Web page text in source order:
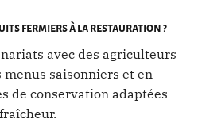
fermiers à la restauration ?
avec des agriculteurs
saisonniers et en
de conservation adaptées